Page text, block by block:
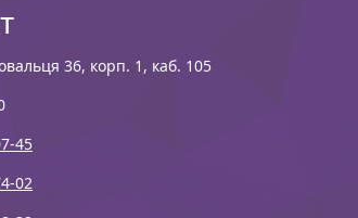
36, корп. 1, каб. 105
45
02